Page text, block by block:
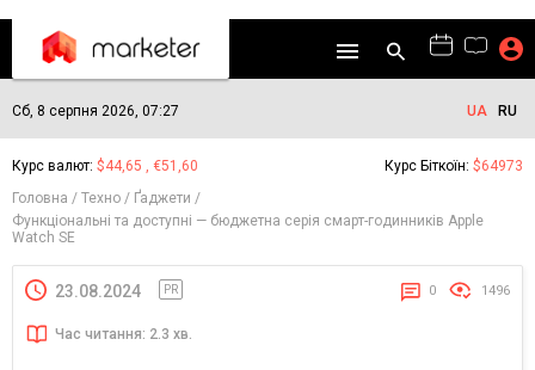
Сб, 8 серпня 2026, 07:27 UA RU
Курс валют: $44,65 , €51,60 Курс Біткоїн: $64973
Головна
Техно
Ґаджети
Функціональні та доступні — бюджетна серія смарт-годинників Apple
Watch SE
23.08.2024 PR 0 1496
Час читання: 2.3 хв.